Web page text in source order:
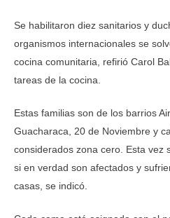
Se habilitaron diez sanitarios y
organismos internacionales se
cocina comunitaria, refirió Carol
tareas de la cocina.
Estas familias son de los barrios
Guacharaca, 20 de Noviembre y
considerados zona cero. Esta vez
si en verdad son afectados y
casas, se indicó.